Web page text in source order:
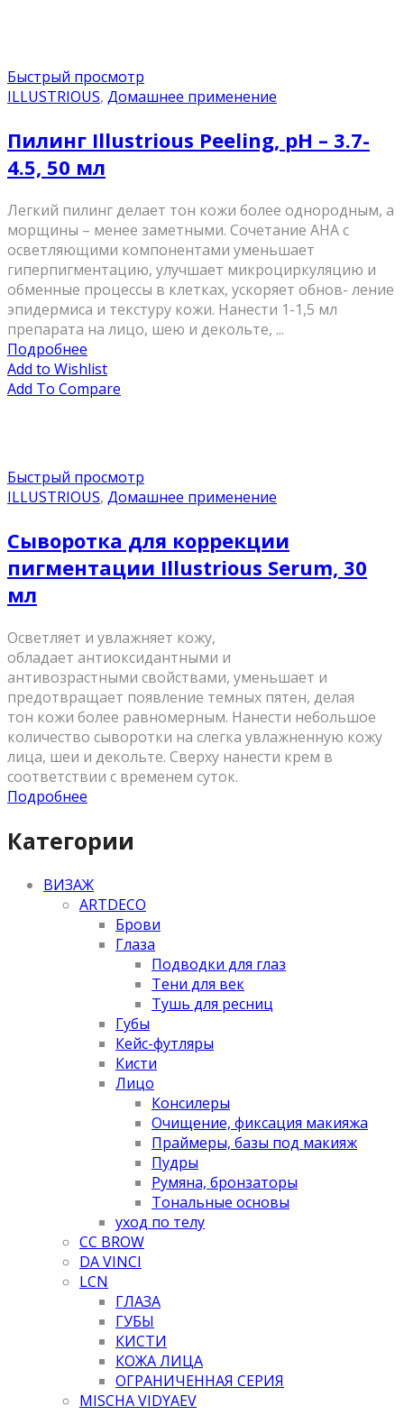
Быстрый просмотр
ILLUSTRIOUS, Домашнее применение
Пилинг Illustrious Peeling, рН – 3.7-
4.5, 50 мл
Легкий пилинг делает тон кожи более однородным, а
морщины – менее заметными. Сочетание АНА с
осветляющими компонентами уменьшает
гиперпигментацию, улучшает микроциркуляцию и
обменные процессы в клетках, ускоряет обнов- ление
эпидермиса и текстуру кожи. Нанести 1-1,5 мл
препарата на лицо, шею и декольте, ...
Подробнее
Add to Wishlist
Add To Compare
Быстрый просмотр
ILLUSTRIOUS, Домашнее применение
Сыворотка для коррекции
пигментации Illustrious Serum, 30
мл
Осветляет и увлажняет кожу,
обладает антиоксидантными и
антивозрастными свойствами, уменьшает и
предотвращает появление темных пятен, делая
тон кожи более равномерным. Нанести небольшое
количество сыворотки на слегка увлажненную кожу
лица, шеи и декольте. Сверху нанести крем в
соответствии с временем суток.
Подробнее
Категории
ВИЗАЖ
ARTDECO
Брови
Глаза
Подводки для глаз
Тени для век
Тушь для ресниц
Губы
Кейс-футляры
Кисти
Лицо
Консилеры
Очищение, фиксация макияжа
Праймеры, базы под макияж
Пудры
Румяна, бронзаторы
Тональные основы
уход по телу
CC BROW
DA VINCI
LCN
ГЛАЗА
ГУБЫ
КИСТИ
КОЖА ЛИЦА
ОГРАНИЧЕННАЯ СЕРИЯ
MISCHA VIDYAEV